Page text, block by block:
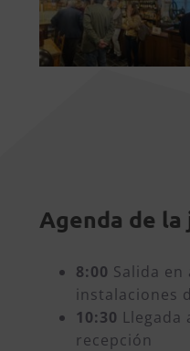
Agenda de la
8:00 Salida en
instalaciones
10:30 Llegada
recepción